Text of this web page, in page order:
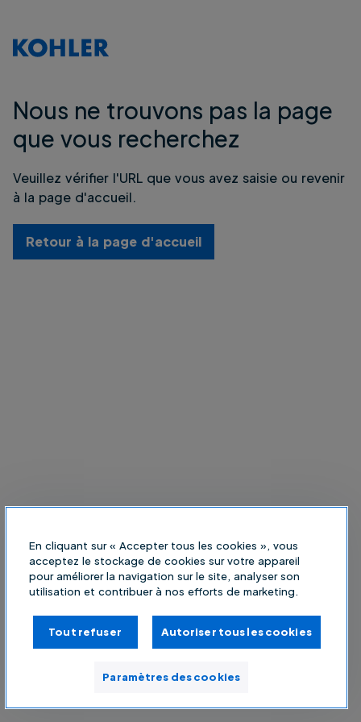
Nous ne trouvons pas la page
que vous recherchez
Veuillez vérifier l'URL que vous avez saisie ou revenir
à la page d'accueil.
Retour à la page d'accueil
En cliquant sur « Accepter tous les cookies », vous
acceptez le stockage de cookies sur votre appareil
pour améliorer la navigation sur le site, analyser son
utilisation et contribuer à nos efforts de marketing.
Tout refuser Autoriser tous les cookies
Paramètres des cookies